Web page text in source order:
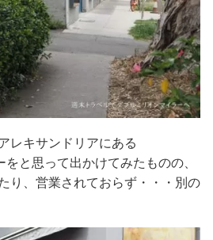
レキサンドリアにある
をと思って出かけてみたものの、
り、営業されておらず・・・別の